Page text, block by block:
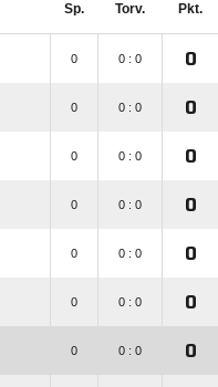
Sp. Torv. Pkt.
0 0 : 0 0
0 0 : 0 0
0 0 : 0 0
0 0 : 0 0
0 0 : 0 0
0 0 : 0 0
0 0 : 0 0